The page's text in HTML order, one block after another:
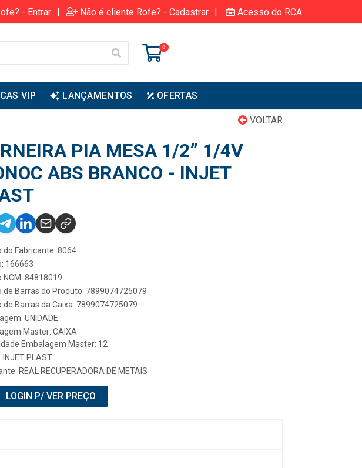
- Entrar | Não é cliente Rofe? - Cadastrar | Acesso do RCA
0
VIP LANÇAMENTOS OFERTAS
VOLTAR
PIA MESA 1/2” 1/4V
ABS BRANCO - INJET
do Fabricante: 8064
166663
NCM: 84818019
de Barras do Produto: 7899074725079
de Barras da Caixa: 7899074725079
UNIDADE
Master: CAIXA
Embalagem Master: 12
INJET PLAST
REAL RECUPERADORA DE METAIS
LOGIN P/ VER PREÇO